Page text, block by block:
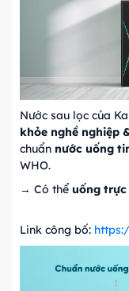
Nước sau lọc của
khỏe nghề nghiệp
chuẩn nước uống
WHO.
→ Có thể uống
Link công bố: